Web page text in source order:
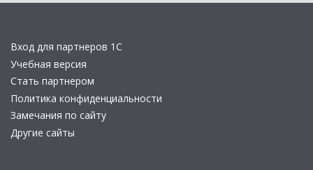
Вход для партнеров 1С
Учебная версия
Стать партнером
Политика конфиденциальности
Замечания по сайту
Другие сайты